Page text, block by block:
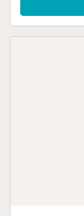
Het interieur is
slaapkamers